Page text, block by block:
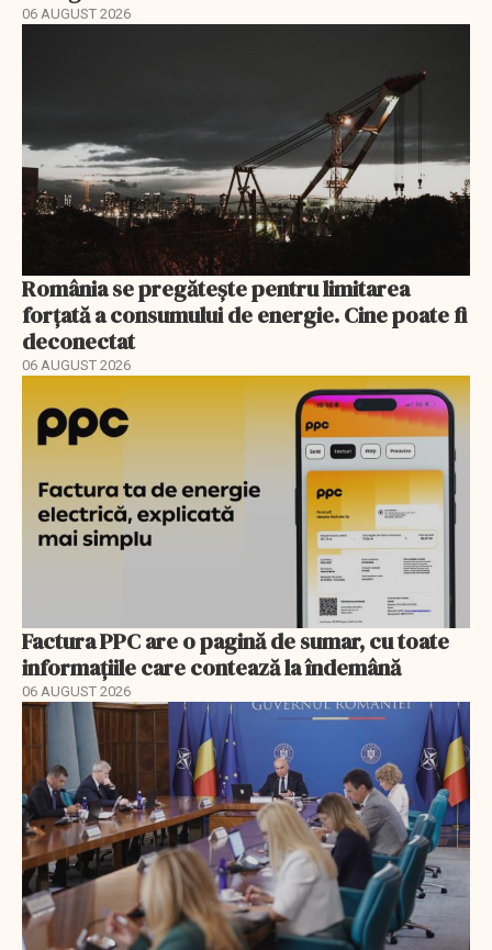
06 AUGUST 2026
România se pregătește pentru limitarea
forțată a consumului de energie. Cine poate fi
deconectat
06 AUGUST 2026
Factura PPC are o pagină de sumar, cu toate
informațiile care contează la îndemână
06 AUGUST 2026